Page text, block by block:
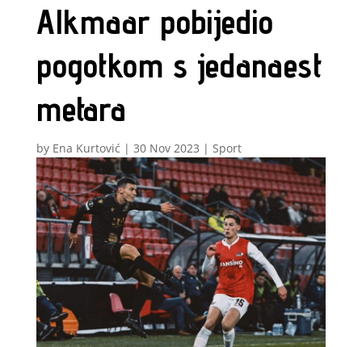
Alkmaar pobijedio
pogotkom s jedanaest
metara
by Ena Kurtović | 30 Nov 2023 | Sport